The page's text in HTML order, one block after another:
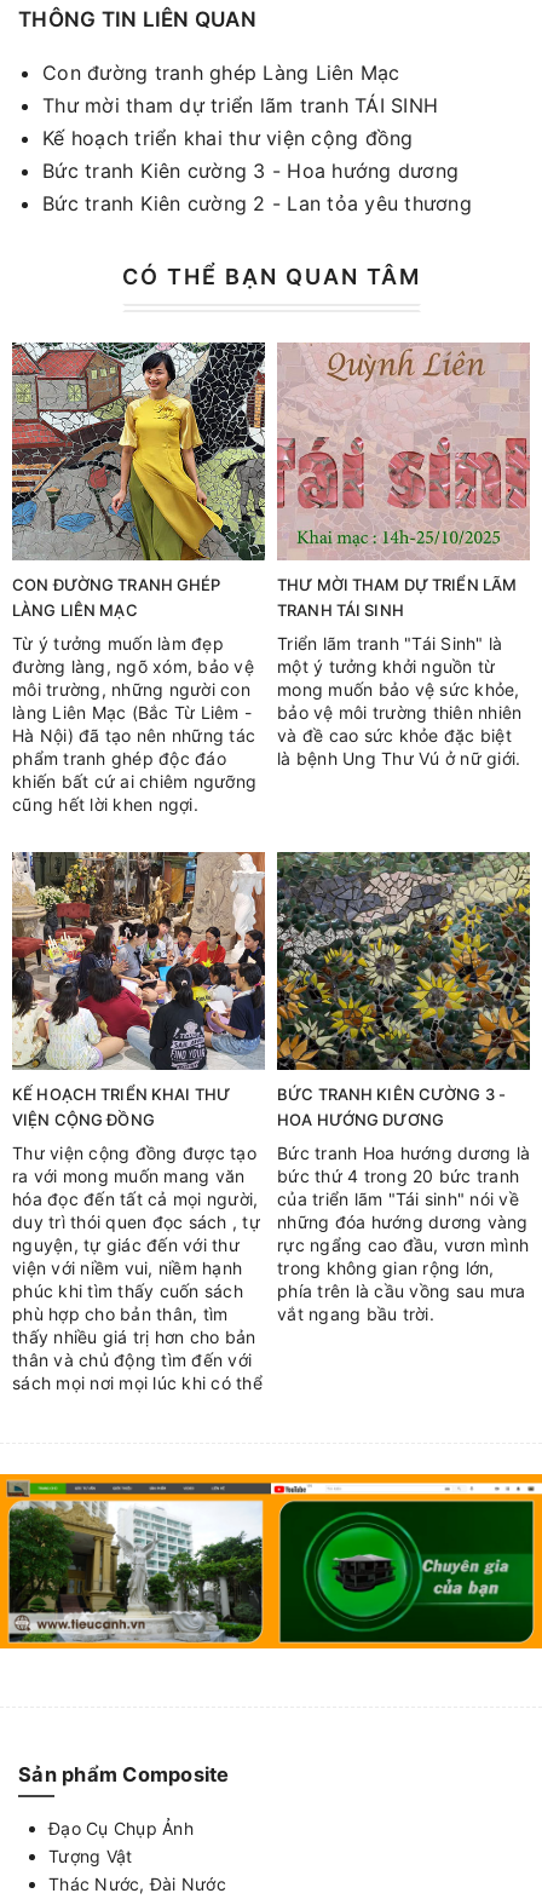
THÔNG TIN LIÊN QUAN
Con đường tranh ghép Làng Liên Mạc
Thư mời tham dự triển lãm tranh TÁI SINH
Kế hoạch triển khai thư viện cộng đồng
Bức tranh Kiên cường 3 - Hoa hướng dương
Bức tranh Kiên cường 2 - Lan tỏa yêu thương
CÓ THỂ BẠN QUAN TÂM
CON ĐƯỜNG TRANH GHÉP
LÀNG LIÊN MẠC
Từ ý tưởng muốn làm đẹp
đường làng, ngõ xóm, bảo vệ
môi trường, những người con
làng Liên Mạc (Bắc Từ Liêm -
Hà Nội) đã tạo nên những tác
phẩm tranh ghép độc đáo
khiến bất cứ ai chiêm ngưỡng
cũng hết lời khen ngợi.
THƯ MỜI THAM DỰ TRIỂN LÃM
TRANH TÁI SINH
Triển lãm tranh "Tái Sinh" là
một ý tưởng khởi nguồn từ
mong muốn bảo vệ sức khỏe,
bảo vệ môi trường thiên nhiên
và đề cao sức khỏe đặc biệt
là bệnh Ung Thư Vú ở nữ giới.
KẾ HOẠCH TRIỂN KHAI THƯ
VIỆN CỘNG ĐỒNG
Thư viện cộng đồng được tạo
ra với mong muốn mang văn
hóa đọc đến tất cả mọi người,
duy trì thói quen đọc sách , tự
nguyện, tự giác đến với thư
viện với niềm vui, niềm hạnh
phúc khi tìm thấy cuốn sách
phù hợp cho bản thân, tìm
thấy nhiều giá trị hơn cho bản
thân và chủ động tìm đến với
sách mọi nơi mọi lúc khi có thể
BỨC TRANH KIÊN CƯỜNG 3 -
HOA HƯỚNG DƯƠNG
Bức tranh Hoa hướng dương là
bức thứ 4 trong 20 bức tranh
của triển lãm "Tái sinh" nói về
những đóa hướng dương vàng
rực ngẩng cao đầu, vươn mình
trong không gian rộng lớn,
phía trên là cầu vồng sau mưa
vắt ngang bầu trời.
Sản phẩm Composite
Đạo Cụ Chụp Ảnh
Tượng Vật
Thác Nước, Đài Nước